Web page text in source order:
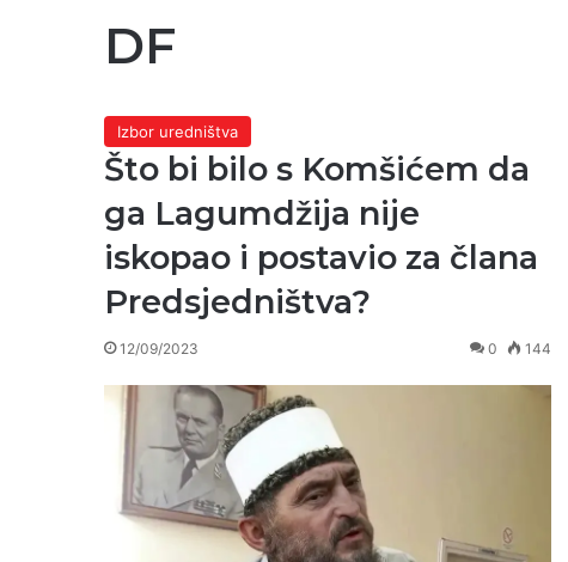
DF
Izbor uredništva
Što bi bilo s Komšićem da
ga Lagumdžija nije
iskopao i postavio za člana
Predsjedništva?
12/09/2023 0 144